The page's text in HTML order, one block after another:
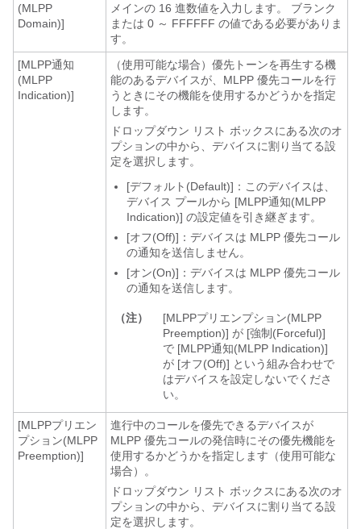
(MLPP
Domain)]
メインの 16 進数値を入力します。 ブランク
または 0 ～ FFFFFF の値である必要がありま
す。
[MLPP通知
(MLPP
Indication)]
（使用可能な場合）優先トーンを再生する機
能のあるデバイスが、MLPP 優先コールを行
うときにその機能を使用するかどうかを指定
します。
ドロップダウン リスト ボックスにある次のオ
プションの中から、デバイスに割り当てる設
定を選択します。
[デフォルト(Default)]：このデバイスは、
デバイス プールから [MLPP通知(MLPP
Indication)] の設定値を引き継ぎます。
[オフ(Off)]：デバイスは MLPP 優先コール
の通知を送信しません。
[オン(On)]：デバイスは MLPP 優先コール
の通知を送信します。
（注）
[MLPPプリエンプション(MLPP
Preemption)] が [強制(Forceful)]
で [MLPP通知(MLPP Indication)]
が [オフ(Off)] という組み合わせで
はデバイスを設定しないでくださ
い。
[MLPPプリエン
プション(MLPP
Preemption)]
進行中のコールを優先できるデバイスが
MLPP 優先コールの発信時にその優先機能を
使用するかどうかを指定します（使用可能な
場合）。
ドロップダウン リスト ボックスにある次のオ
プションの中から、デバイスに割り当てる設
定を選択します。